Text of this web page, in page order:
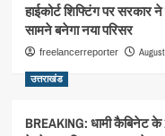
हाईकोर्ट शिफ्टिंग पर सरकार
सामने बनेगा नया परिसर
freelancerreporter
उत्तराखंड
BREAKING: धामी कैबिनेट के